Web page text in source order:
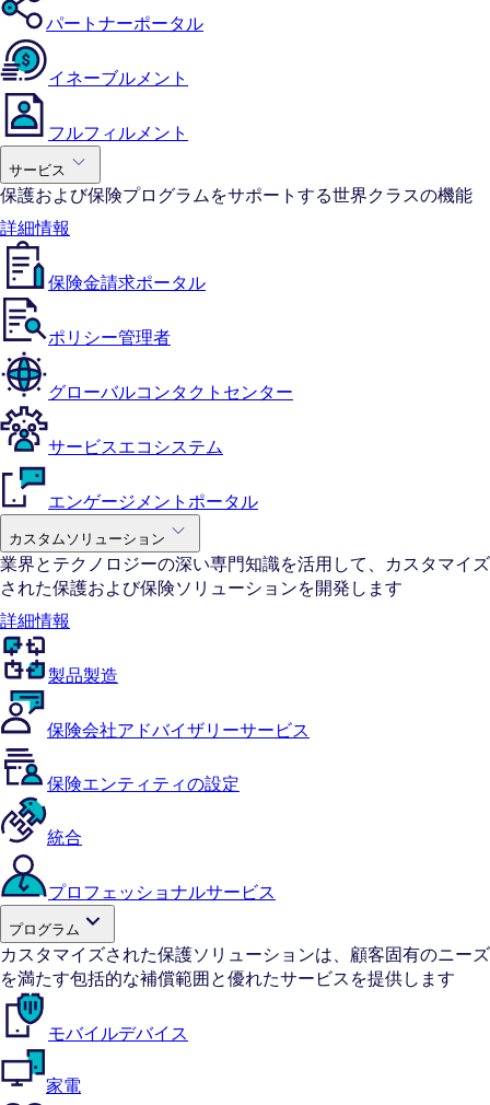
パートナーポータル
イネーブルメント
フルフィルメント
サービス
保護および保険プログラムをサポートする世界クラスの機能
詳細情報
保険金請求ポータル
ポリシー管理者
グローバルコンタクトセンター
サービスエコシステム
エンゲージメントポータル
カスタムソリューション
業界とテクノロジーの深い専門知識を活用して、カスタマイズ
された保護および保険ソリューションを開発します
詳細情報
製品製造
保険会社アドバイザリーサービス
保険エンティティの設定
統合
プロフェッショナルサービス
プログラム
カスタマイズされた保護ソリューションは、顧客固有のニーズ
を満たす包括的な補償範囲と優れたサービスを提供します
モバイルデバイス
家電